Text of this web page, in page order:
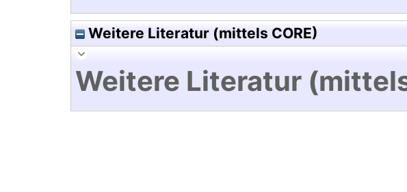
Weitere Literatur (mittels CORE)
Weitere Literatur